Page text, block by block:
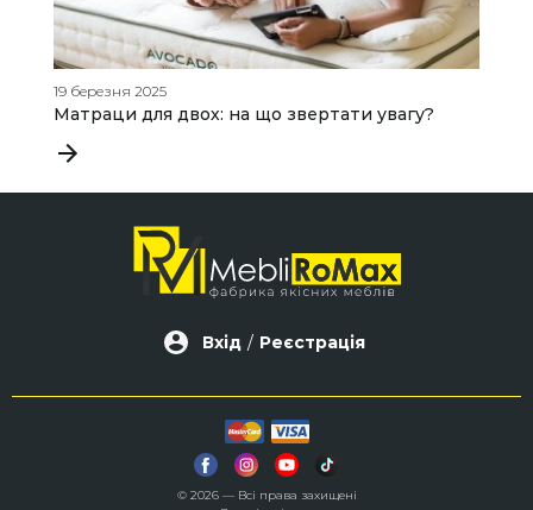
19 березня 2025
Матраци для двох: на що звертати увагу?
Вхід / Реєстрація
© 2026 — Всі права захищені